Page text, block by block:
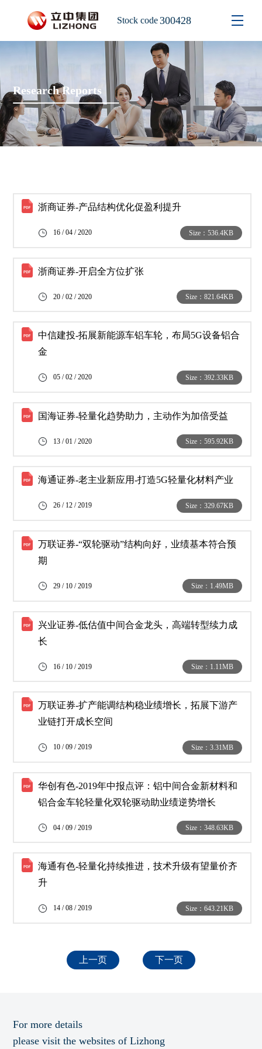
Stock code 300428
Research Reports
浙商证券-产品结构优化促盈利提升
16 / 04 / 2020 Size：536.4KB
浙商证券-开启全方位扩张
20 / 02 / 2020 Size：821.64KB
中信建投-拓展新能源车铝车轮，布局5G设备铝合
金
05 / 02 / 2020 Size：392.33KB
国海证券-轻量化趋势助力，主动作为加倍受益
13 / 01 / 2020 Size：595.92KB
海通证券-老主业新应用-打造5G轻量化材料产业
26 / 12 / 2019 Size：329.67KB
万联证券-“双轮驱动”结构向好，业绩基本符合预
期
29 / 10 / 2019 Size：1.49MB
兴业证券-低估值中间合金龙头，高端转型续力成
长
16 / 10 / 2019 Size：1.11MB
万联证券-扩产能调结构稳业绩增长，拓展下游产
业链打开成长空间
10 / 09 / 2019 Size：3.31MB
华创有色-2019年中报点评：铝中间合金新材料和
铝合金车轮轻量化双轮驱动助业绩逆势增长
04 / 09 / 2019 Size：348.63KB
海通有色-轻量化持续推进，技术升级有望量价齐
升
14 / 08 / 2019 Size：643.21KB
上一页 下一页
For more details
please visit the websites of Lizhong